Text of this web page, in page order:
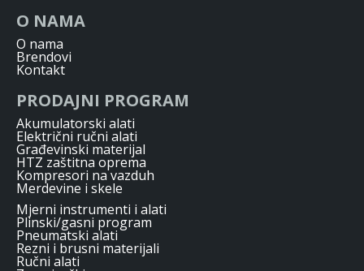
O NAMA
O nama
Brendovi
Kontakt
PRODAJNI PROGRAM
Akumulatorski alati
Električni ručni alati
Građevinski materijal
HTZ zaštitna oprema
Kompresori na vazduh
Merdevine i skele
Mjerni instrumenti i alati
Plinski/gasni program
Pneumatski alati
Rezni i brusni materijali
Ručni alati